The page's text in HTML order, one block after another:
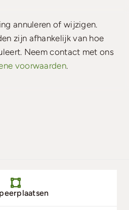
& Boek
annuleren of wijzigen.
zijn afhankelijk van hoe
Neem contact met ons
voorwaarden.